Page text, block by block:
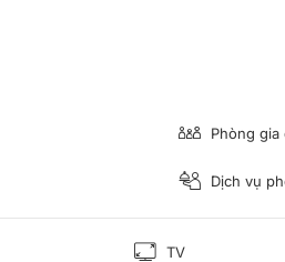
Phòng gia
Dịch vụ
TV